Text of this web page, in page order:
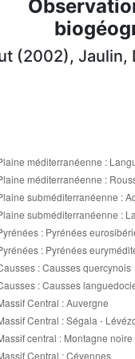
(2002), Jaulin,